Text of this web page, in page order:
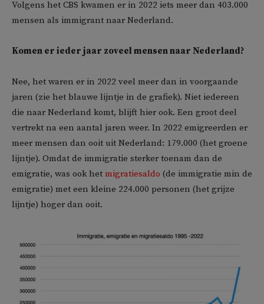
Volgens het CBS kwamen er in 2022 iets meer dan 403.000
mensen als immigrant naar Nederland.
Komen er ieder jaar zoveel mensen naar Nederland?
Nee, het waren er in 2022 veel meer dan in voorgaande
jaren (zie het blauwe lijntje in de grafiek). Niet iedereen
die naar Nederland komt, blijft hier ook. Een groot deel
vertrekt na een aantal jaren weer. In 2022 emigreerden er
meer mensen dan ooit uit Nederland: 179.000 (het groene
lijntje). Omdat de immigratie sterker toenam dan de
emigratie, was ook het migratiesaldo (de immigratie min de
emigratie) met een kleine 224.000 personen (het grijze
lijntje) hoger dan ooit.